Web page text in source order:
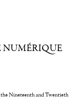
NUMÉRIQUE
Nineteenth and